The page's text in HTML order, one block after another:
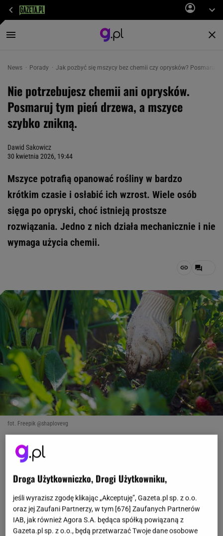
News Porady Jak pozbyć się mszycy bez chemii czy oprysków? Posmaruj
Nie potrzebujesz chemii ani oprysków.
Posmaruj tym pień drzewa, a mszyce
szybko znikną.
Dawid Sakowicz
30 kwietnia 2026, 19:44
Mszyce potrafią opanować rośliny w bardzo
krótkim czasie i osłabić ich wzrost. Wiele osób
sięga po opryski, choć istnieją prostsze
rozwiązania. Jedno z nich działa mechanicznie i nie
wymaga użycia chemii.
fot. Freepik @shaplovevg
wtedy, gdy liście zaczynają się zwijać, a pędy tracą
swoją siłę. To moment, w którym rośliny są już
osłabione, a kolonia szkodników zdążyła się
rozwinąć. Tymczasem skuteczniejsze bywa
Droga Użytkowniczko, Drogi Użytkowniku,
jeśli wyrazisz zgodę klikając „Akceptuję”, Gazeta.pl sp. z o.o.
oraz jej Zaufani Partnerzy, w tym [676] Zaufanych Partnerów
IAB, jak również Agora S.A. będąca spółką powiązaną z
Gazeta.pl sp. z o.o., będą przetwarzać Twoje dane osobowe